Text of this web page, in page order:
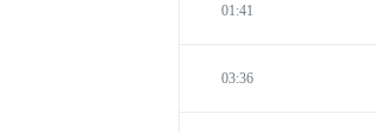
01:41
03:36